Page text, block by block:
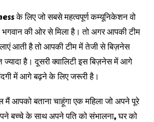
के लिए जो सबसे महत्वपूर्ण कम्यूनिकेशन वो
की ओर से मिला है। तो अगर आपकी टीम
आती है तो आपकी टीम में तेजी से बिज़नेस
है। दूसरी क्वालिटी इस बिज़नेस में आगे
में आगे बढ़ने के लिए जरूरी है।
आपको बताना चाहूंगा एक महिला जो अपने पूरे
बच्चे के साथ अपने पति को संभालना, घर को